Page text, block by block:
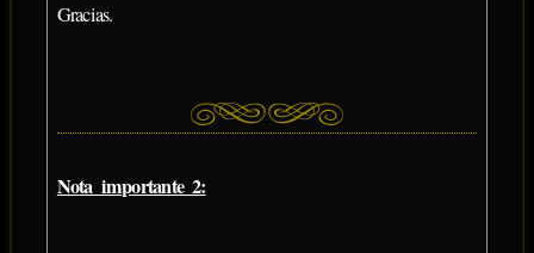
Gracias.
Nota importante 2: